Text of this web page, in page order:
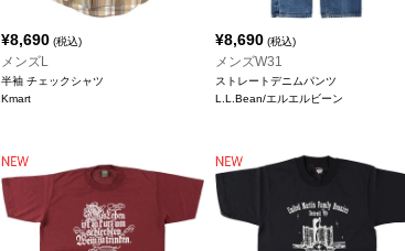
¥8,690 (税込)
メンズL
半袖 チェックシャツ
Kmart
¥8,690 (税込)
メンズW31
ストレートデニムパンツ
L.L.Bean/エルエルビーン